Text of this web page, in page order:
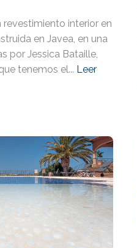
revestimiento interior en
en Javea, en una
por Jessica Bataille,
tenemos el... Leer